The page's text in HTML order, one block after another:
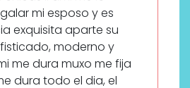
mi esposo y es
exquisita aparte su
moderno y
me dura muxo me fija
dura todo el dia, el